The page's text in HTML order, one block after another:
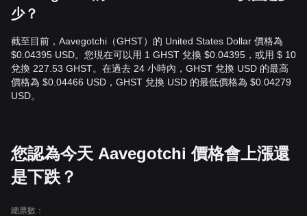
少？
截至目前，Aavegotchi（GHST）的 United States Dollar 價格為
$0.04395 USD。您現在可以用 1 GHST 兌換 $0.04395，或用 $ 10
兌換 227.53 GHST。在過去 24 小時內，GHST 兌換 USD 的最高
價格為 $0.04466 USD，GHST 兌換 USD 的最低價格為 $0.04279
USD。
您認為今天 Aavegotchi 價格會上漲還
是下跌？
總票數：